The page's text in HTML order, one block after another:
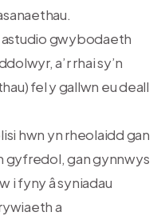
astudio gwybodaeth
a’r rhai sy’n
fel y gallwn eu deall
hwn yn rheolaidd gan
gan gynnwys
i fyny â syniadau
a